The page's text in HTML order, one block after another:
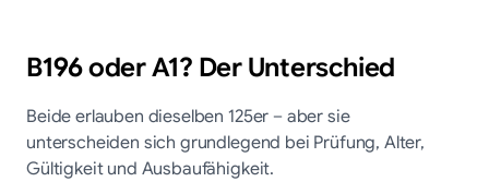
B196 oder A1? Der Unterschied
Beide erlauben dieselben 125er – aber sie
unterscheiden sich grundlegend bei Prüfung, Alter,
Gültigkeit und Ausbaufähigkeit.